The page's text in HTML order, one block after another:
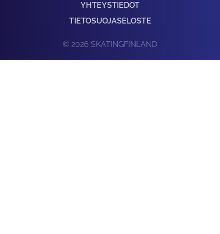
YHTEYSTIEDOT
TIETOSUOJASELOSTE
© 2026 SKATINGFINLAND